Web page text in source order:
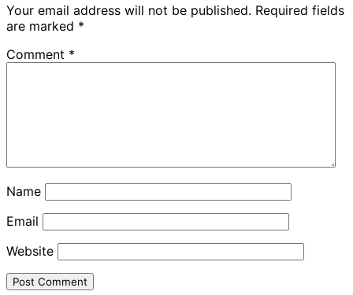
Your email address will not be published. Required fields
are marked *
Comment *
Name
Email
Website